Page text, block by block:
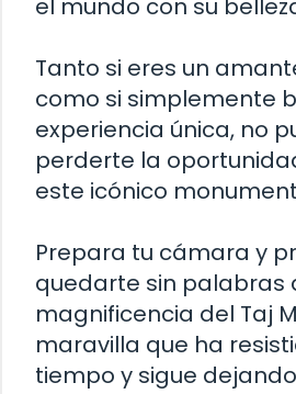
el mundo con su
Tanto si eres un
como si simplemente
experiencia única, no
perderte la
este icónico
Prepara tu cámara y
quedarte sin palabras
magnificencia del Taj
maravilla que ha
tiempo y sigue